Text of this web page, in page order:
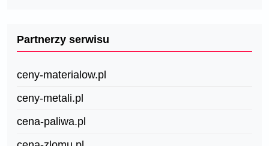
Partnerzy serwisu
ceny-materialow.pl
ceny-metali.pl
cena-paliwa.pl